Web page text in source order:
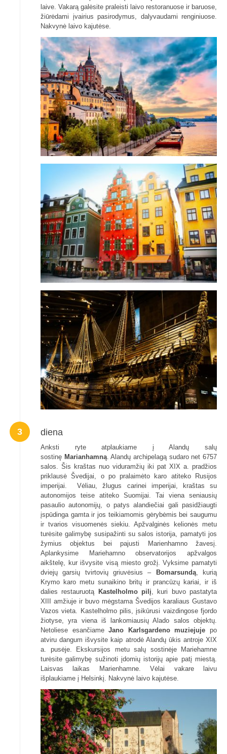
laive. Vakarą galėsite praleisti laivo restoranuose ir baruose,
žiūrėdami įvairius pasirodymus, dalyvaudami renginiuose.
Nakvynė laivo kajutėse.
3 diena
Anksti ryte atplaukiame į Alandų salų
sostinę Marianhamną. Alandų archipelagą sudaro net 6757
salos. Šis kraštas nuo viduramžių iki pat XIX a. pradžios
priklausė Švedijai, o po pralaimėto karo atiteko Rusijos
imperijai. Vėliau, žlugus carinei imperijai, kraštas su
autonomijos teise atiteko Suomijai. Tai viena seniausių
pasaulio autonomijų, o patys alandiečiai gali pasidžiaugti
įspūdinga gamta ir jos teikiamomis gėrybėmis bei saugumu
ir tvarios visuomenės siekiu. Apžvalginės kelionės metu
turėsite galimybę susipažinti su salos istorija, pamatyti jos
žymius objektus bei pajusti Marienhamno žavesį.
Aplankysime Mariehamno observatorijos apžvalgos
aikštelę, kur išvysite visą miesto grožį. Vyksime pamatyti
dviejų garsių tvirtovių griuvėsius – Bomarsundą, kurią
Krymo karo metu sunaikino britų ir prancūzų kariai, ir iš
dalies restauruotą Kastelholmo pilį , kuri buvo pastatyta
XIII amžiuje ir buvo mėgstama Švedijos karaliaus Gustavo
Vazos vieta. Kastelholmo pilis, įsikūrusi vaizdingose fjordo
žiotyse, yra viena iš lankomiausių Alado salos objektų.
Netoliese esančiameJano Karlsgardeno muziejuje po
atviru dangum išvysite kaip atrodė Alandų ūkis antroje XIX
a. pusėje. Ekskursijos metu salų sostinėje Mariehamne
turėsite galimybę sužinoti įdomių istorijų apie patį miestą.
Laisvas laikas Marienhamne. Vėlai vakare laivu
išplaukiame į Helsinkį. Nakvynė laivo kajutėse.